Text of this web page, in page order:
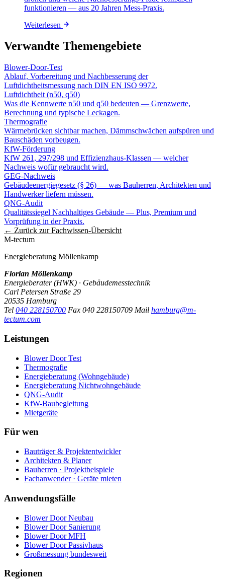
funktionieren — aus 20 Jahren Mess-Praxis.
Weiterlesen
Verwandte Themengebiete
Blower-Door-Test
Ablauf, Vorbereitung und Nachbesserung der
Luftdichtheitsmessung nach DIN EN ISO 9972.
Luftdichtheit (n50, q50)
Was die Kennwerte n50 und q50 bedeuten — Grenzwerte,
Berechnung und typische Leckagen.
Thermografie
Wärmebrücken sichtbar machen, Dämmschwächen aufspüren und
Bauschäden vorbeugen.
KfW-Förderung
KfW 261, 297/298 und Effizienzhaus-Klassen — welcher
Nachweis wofür gebraucht wird.
GEG-Nachweis
Gebäudeenergiegesetz (§ 26) — was Bauherren, Architekten und
Handwerker liefern müssen.
QNG-Audit
Qualitätssiegel Nachhaltiges Gebäude — Plus, Premium und
Vorprüfung in der Praxis.
← Zurück zur Fachwissen-Übersicht
M-tectum
Energieberatung Möllenkamp
Florian Möllenkamp
Energieberater (HWK) · Gebäudemesstechnik
Carl Petersen Straße 29
20535 Hamburg
Tel 040 228150700 Fax 040 228150709 Mail hamburg@m-
tectum.com
Leistungen
Blower Door Test
Thermografie
Energieberatung (Wohngebäude)
Energieberatung Nichtwohngebäude
QNG-Audit
KfW-Baubegleitung
Mietgeräte
Für wen
Bauträger & Projektentwickler
Architekten & Planer
Bauherren · Projektbeispiele
Fachanwender · Geräte mieten
Anwendungsfälle
Blower Door Neubau
Blower Door Sanierung
Blower Door MFH
Blower Door Passivhaus
Großmessung bundesweit
Regionen